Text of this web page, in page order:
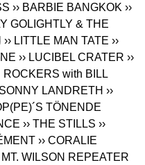
›› BARBIE BANGKOK ››
GOLIGHTLY & THE
›› LITTLE MAN TATE ››
›› LUCIBEL CRATER ››
ROCKERS with BILL
SONNY LANDRETH ››
TÖNENDE
›› THE STILLS ››
›› CORALIE
MT. WILSON REPEATER